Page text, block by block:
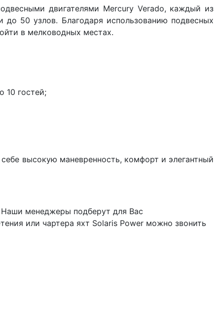
двигателями Mercury Verado, каждый из
50 узлов. Благодаря использованию подвесных
в мелководных местах.
10 гостей;
высокую маневренность, комфорт и элегантный
менеджеры подберут для Вас
или чартера яхт Solaris Power можно звонить